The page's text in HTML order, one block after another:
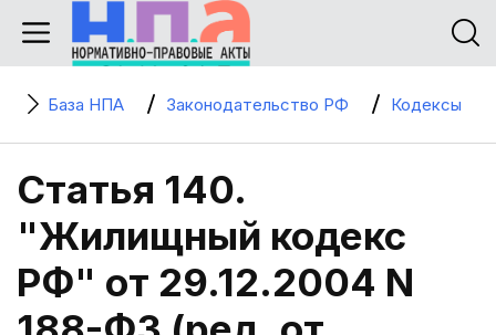
База НПА Законодательство РФ Кодексы
Статья 140.
"Жилищный кодекс
РФ" от 29.12.2004 N